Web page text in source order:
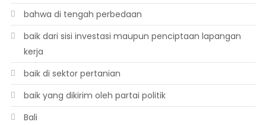
bahwa di tengah perbedaan
baik dari sisi investasi maupun penciptaan lapangan
kerja
baik di sektor pertanian
baik yang dikirim oleh partai politik
Bali